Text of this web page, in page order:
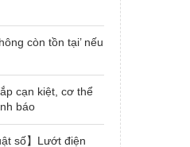
còn tồn tại’ nếu
cạn kiệt, cơ thể
báo
số】Lướt điện